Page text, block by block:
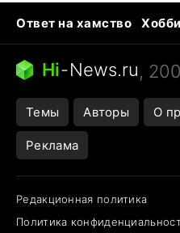
Ответ на хамство
Бензин 100 vs 95
Тунцы
Следующая пандемия
Hi-News.ru,
Темы Авторы О
Реклама
Редакционная политика
Политика